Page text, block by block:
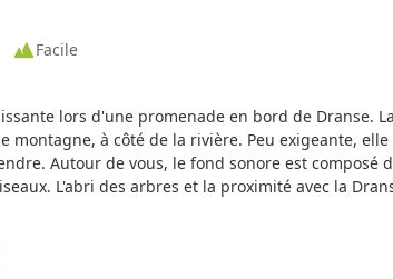
Facile
lors d'une promenade en bord de Dranse.
montagne, à côté de la rivière. Peu exigeante,
Autour de vous, le fond sonore est composé
L'abri des arbres et la proximité avec la